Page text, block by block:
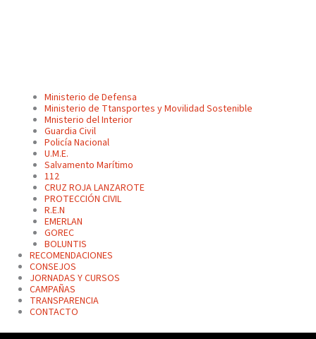
Ministerio de Defensa
Ministerio de Ttansportes y Movilidad Sostenible
Mnisterio del Interior
Guardia Civil
Policía Nacional
U.M.E.
Salvamento Marítimo
112
CRUZ ROJA LANZAROTE
PROTECCIÓN CIVIL
R.E.N
EMERLAN
GOREC
BOLUNTIS
RECOMENDACIONES
CONSEJOS
JORNADAS Y CURSOS
CAMPAÑAS
TRANSPARENCIA
CONTACTO